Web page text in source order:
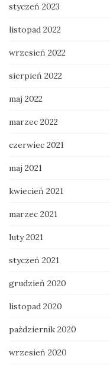
styczeń 2023
listopad 2022
wrzesień 2022
sierpień 2022
maj 2022
marzec 2022
czerwiec 2021
maj 2021
kwiecień 2021
marzec 2021
luty 2021
styczeń 2021
grudzień 2020
listopad 2020
październik 2020
wrzesień 2020